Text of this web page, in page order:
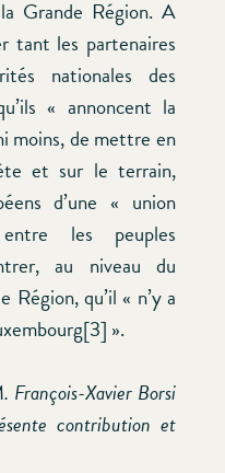
Grande Région. A
tant les partenaires
nationales des
« annoncent la
moins, de mettre en
et sur le terrain,
d’une « union
les peuples
au niveau du
Région, qu’il « n’y a
».
François-Xavier Borsi
contribution et